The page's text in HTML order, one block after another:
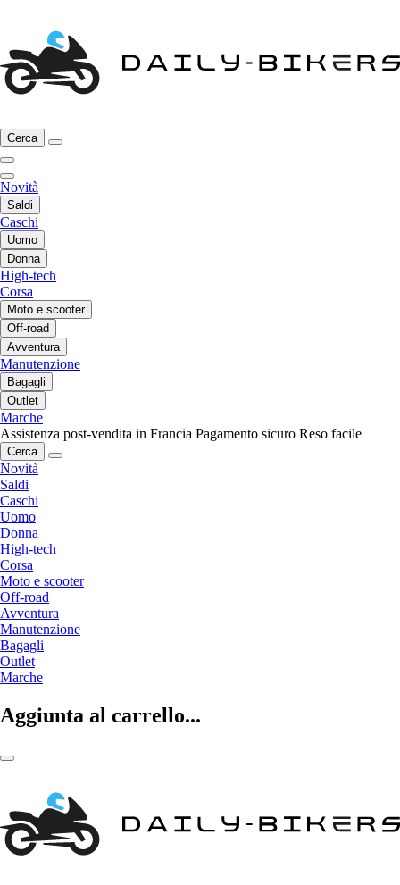
Cerca
Novità
Saldi
Caschi
Uomo
Donna
High-tech
Corsa
Moto e scooter
Off-road
Avventura
Manutenzione
Bagagli
Outlet
Marche
Assistenza post-vendita in Francia Pagamento sicuro Reso facile
Cerca
Novità
Saldi
Caschi
Uomo
Donna
High-tech
Corsa
Moto e scooter
Off-road
Avventura
Manutenzione
Bagagli
Outlet
Marche
Aggiunta al carrello...